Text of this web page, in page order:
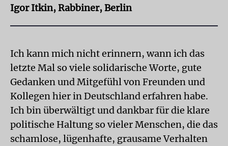
Igor Itkin, Rabbiner, Berlin
Ich kann mich nicht erinnern, wann ich das
letzte Mal so viele solidarische Worte, gute
Gedanken und Mitgefühl von Freunden und
Kollegen hier in Deutschland erfahren habe.
Ich bin überwältigt und dankbar für die klare
politische Haltung so vieler Menschen, die das
schamlose, lügenhafte, grausame Verhalten